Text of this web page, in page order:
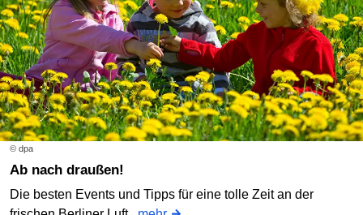
© dpa
Ab nach draußen!
Die besten Events und Tipps für eine tolle Zeit an der